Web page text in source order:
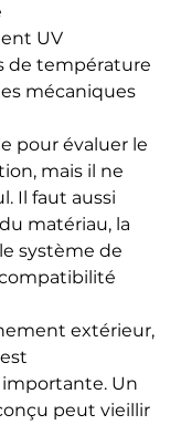
UV
de température
mécaniques
pour évaluer le
mais il ne
Il faut aussi
matériau, la
système de
extérieur,
est
Un
peut vieillir